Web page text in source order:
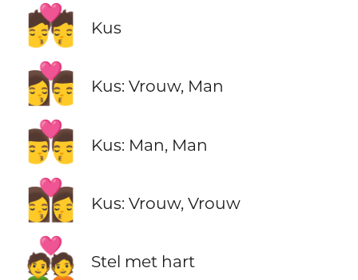
💏 Kus
👩‍❤️‍💋‍👨 Kus: Vrouw, Man
👨‍❤️‍💋‍👨 Kus: Man, Man
👩‍❤️‍💋‍👩 Kus: Vrouw, Vrouw
💑 Stel met hart